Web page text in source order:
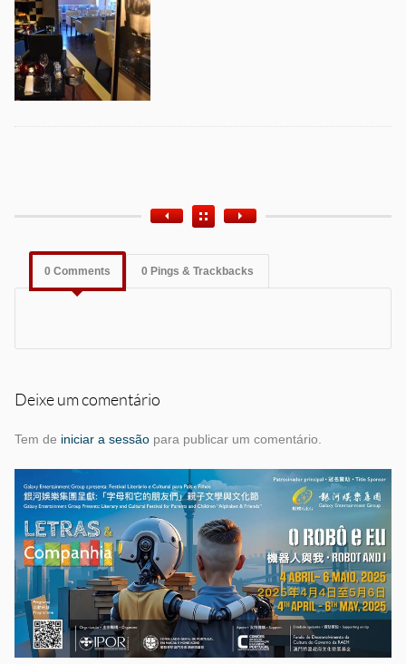
0 Comments 0 Pings & Trackbacks
Deixe um comentário
Tem de iniciar a sessãopara publicar um comentário.